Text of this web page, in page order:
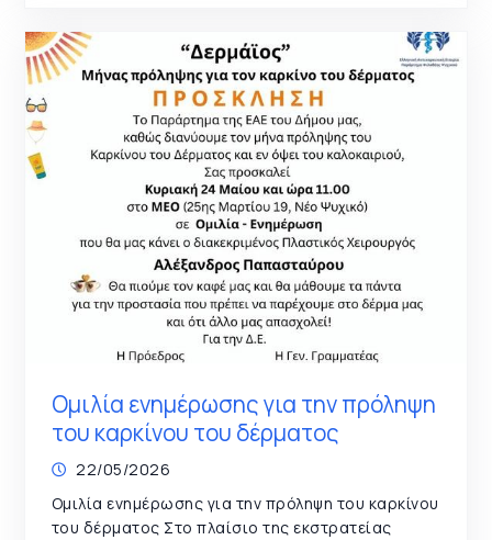
Ομιλία ενημέρωσης για την πρόληψη
του καρκίνου του δέρματος
22/05/2026
Ομιλία ενημέρωσης για την πρόληψη του καρκίνου
του δέρματος Στο πλαίσιο της εκστρατείας